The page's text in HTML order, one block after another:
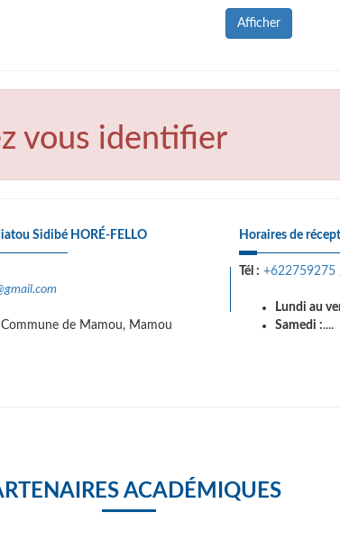
Afficher
vous identifier
Sidibé HORÉ-FELLO
de Mamou, Mamou
Horaires de
Tél : +622759275
Lundi au
Samedi :....
ACADÉMIQUES